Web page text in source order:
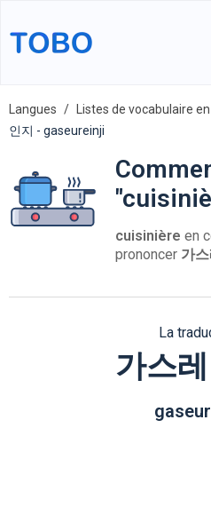
Langues Listes de vocabulaire
인지 - gaseureinji
cuisinière en
prononcer 가
La
가스